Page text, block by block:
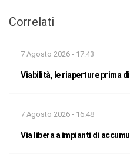
Correlati
7 Agosto 2026 - 17:43
Viabilità, le riaperture prima
7 Agosto 2026 - 16:48
Via libera a impianti di